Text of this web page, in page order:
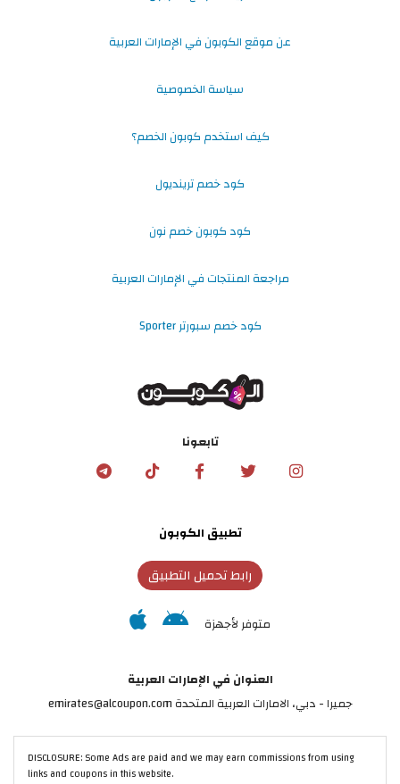
عن موقع الكوبون في الإمارات العربية
سياسة الخصوصية
كيف استخدم كوبون الخصم؟
كود خصم ترينديول
كود كوبون خصم نون
مراجعة المنتجات في الإمارات العربية
كود خصم سبورتر Sporter
تابعونا
تطبيق الكوبون
رابط تحميل التطبيق
متوفر لأجهزة
العنوان في الإمارات العربية
جميرا - دبي، الامارات العربية المتحدة emirates@alcoupon.com
DISCLOSURE: Some Ads are paid and we may earn commissions from using
links and coupons in this website.